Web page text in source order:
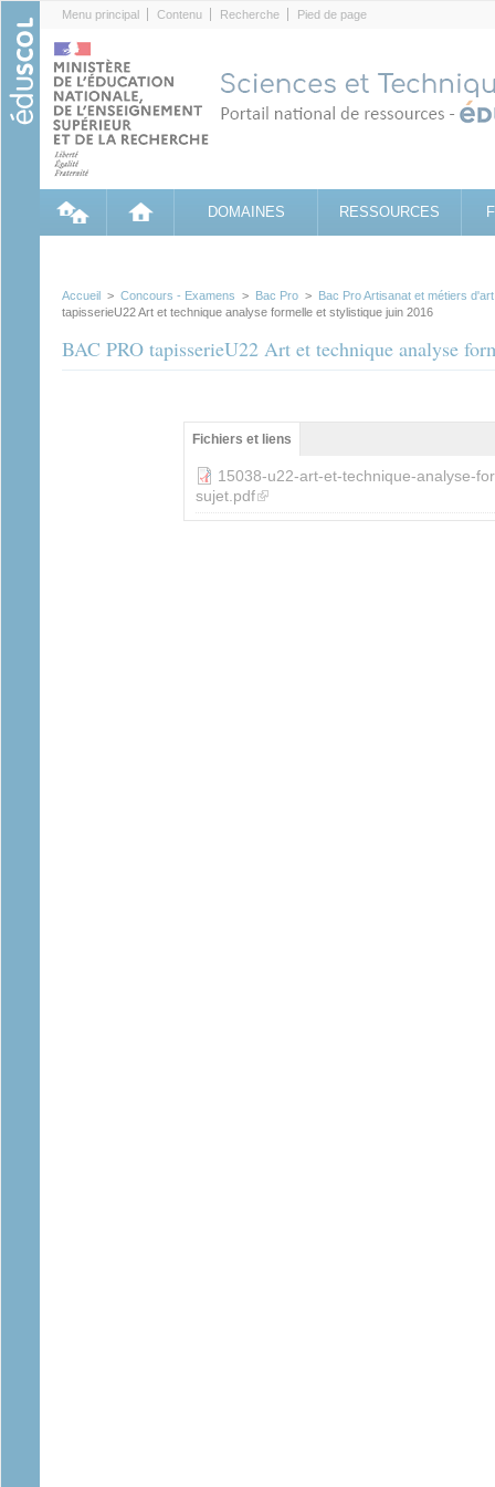
Menu principal Contenu Recherche Pied de page
DOMAINES RESSOURCES
Accueil > Concours - Examens > Bac Pro > Bac Pro Artisanat et métiers
tapisserieU22 Art et technique analyse formelle et stylistique juin 2016
BAC PRO tapisserieU22 Art et technique analyse
Groupe principal
Fichiers et liens
actif)
15038-u22-art-et-technique-analyse-
sujet.pdf(link is external)